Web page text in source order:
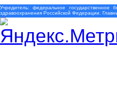
Учредитель: федеральное государственное
здравоохранения Российской Федерации.